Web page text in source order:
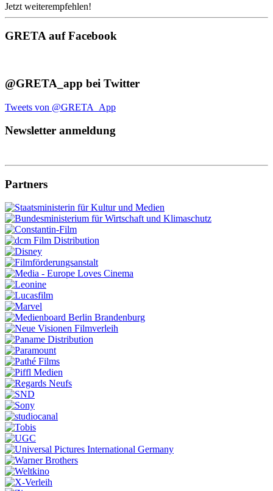
Jetzt weiterempfehlen!
GRETA auf Facebook
@GRETA_app bei Twitter
Tweets von @GRETA_App
Newsletter anmeldung
Partners